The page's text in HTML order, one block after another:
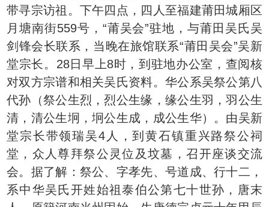
带寻宗访祖。下午四点，四人至福建莆田城厢区
月塘南街559号，“莆吴会”驻地，与莆田吴氏吴
剑锋会长联系，当晚在旅馆联系“莆田吴会”吴新
堂宗长。28日早上8时，到驻地办公室，查阅核
对双方宗谱和相关吴氏资料。华公系吴祭公第八
代孙（祭公生烈，烈公生缘，缘公生羽，羽公生
清，清公生坰，坰公生成，成公生华）。由吴新
堂宗长带领瑞吴4人，到黄石镇重兴路祭公祠
堂，众人尊拜祭公灵位及坟墓，召开座谈交流
会。据了解：祭公、字孝先、号道成、行十二，
系中华吴氏开姓始祖泰伯公第七十世孙，唐末